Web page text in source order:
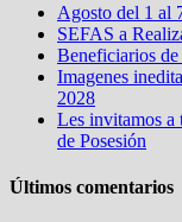
Agosto del 1 al
SEFAS a
Beneficiarios
Imagenes
2028
Les invitamos a
de Posesión
Últimos comentarios